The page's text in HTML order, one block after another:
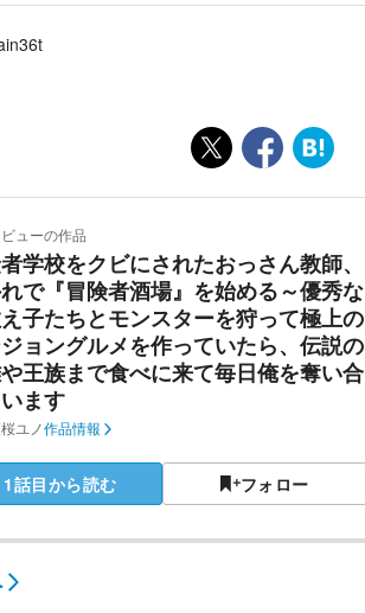
ューの作品
学校をクビにされたおっさん教師、
で『冒険者酒場』を始める～優秀な
子たちとモンスターを狩って極上の
ョングルメを作っていたら、伝説の
王族まで食べに来て毎日俺を奪い合
ます
ユノ作品情報
1話目から読む フォロー